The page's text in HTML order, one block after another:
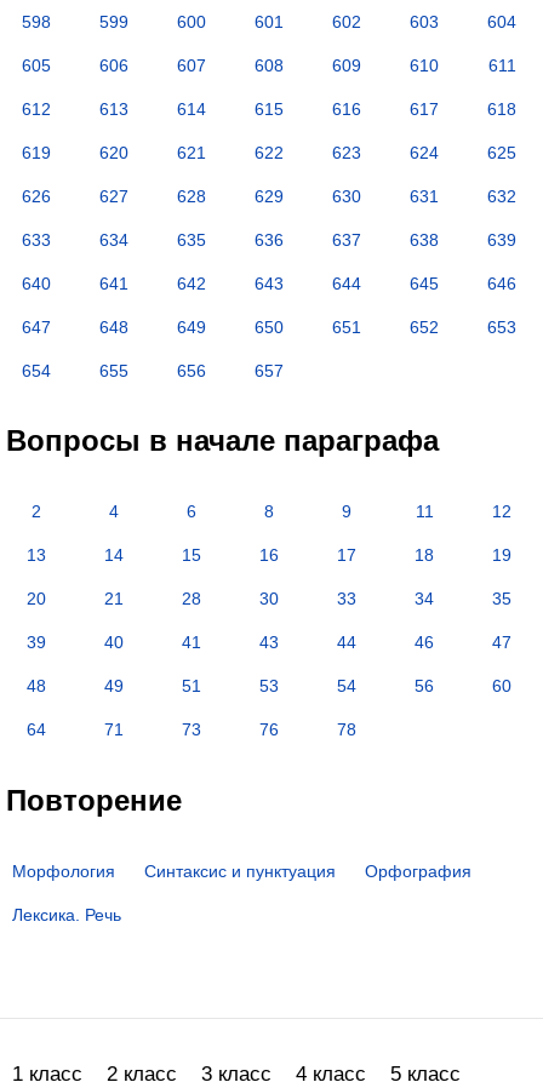
598 599 600 601 602 603 604
605 606 607 608 609 610 611
612 613 614 615 616 617 618
619 620 621 622 623 624 625
626 627 628 629 630 631 632
633 634 635 636 637 638 639
640 641 642 643 644 645 646
647 648 649 650 651 652 653
654 655 656 657
Вопросы в начале параграфа
2 4 6 8 9 11 12
13 14 15 16 17 18 19
20 21 28 30 33 34 35
39 40 41 43 44 46 47
48 49 51 53 54 56 60
64 71 73 76 78
Повторение
Морфология Синтаксис и пунктуация Орфография
Лексика. Речь
1 класс 2 класс 3 класс 4 класс 5 класс